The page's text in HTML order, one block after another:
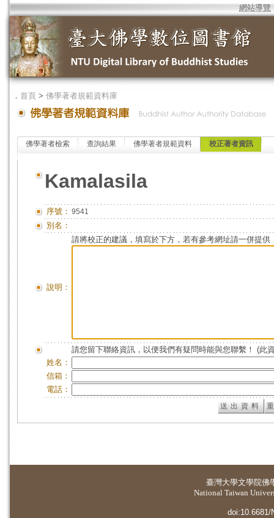
網站導覽
． 首頁 > 佛學著者規範資料庫
佛學著者檢索 查詢結果 佛學著者規範資料 校正著者資訊
Kamalasila
序號： 9541
別名：
說明：
請將校正的建議，填寫於下方，若有參考網址請一併提供
請您留下聯絡資訊，以便我們有疑問時能與您聯繫！ (此
姓名：
信箱：
電話：
臺灣大學文學院佛
National Taiwan
doi:10.6681/